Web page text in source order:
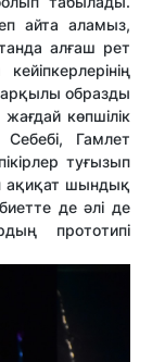
айта аламыз,
алғаш рет
образды
көпшілік
Гамлет
туғызып
ақиқат шындық
де әлі де
прототипі